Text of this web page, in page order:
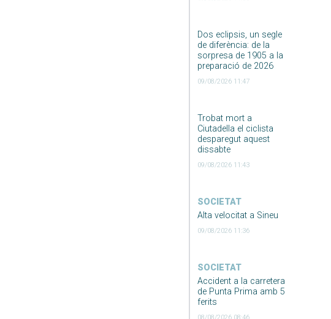
Dos eclipsis, un segle
de diferència: de la
sorpresa de 1905 a la
preparació de 2026
09/08/2026 11:47
Trobat mort a
Ciutadella el ciclista
desparegut aquest
dissabte
09/08/2026 11:43
SOCIETAT
Alta velocitat a Sineu
09/08/2026 11:36
SOCIETAT
Accident a la carretera
de Punta Prima amb 5
ferits
08/08/2026 08:46